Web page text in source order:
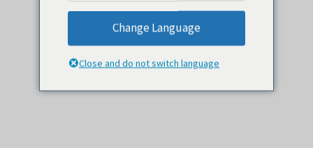
Change Language
Close and do not switch language